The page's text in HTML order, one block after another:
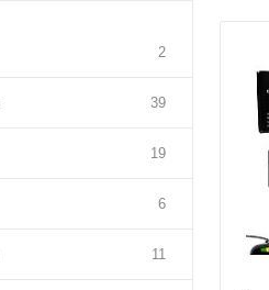
2
39
19
6
11